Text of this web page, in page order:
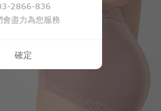
99
2866-836
會盡力為您服務
確定